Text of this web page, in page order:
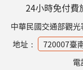
24小時免付費
中華民國交通部觀
地址：
720007臺
電